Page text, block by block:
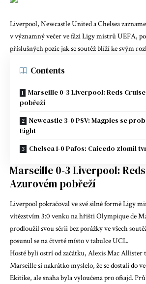
Liverpool, Newcastle United a Chelsea
v významný večer ve fázi Ligy mistrů UEFA,
příslušných pozicjak se soutěž blíží ke svým
Contents
Marseille 0-3 Liverpool: Reds
pobřeží
Newcastle 3-0 PSV: Magpies se
Eight
Chelsea 1-0 Pafos: Caicedo zlomil
Marseille 0-3 Liverpool:
Azurovém pobřeží
Liverpool pokračoval ve své silné formě Ligy
vítězstvím 3:0 venku na hřišti Olympique de
prodloužil svou sérii bez porážky ve všech
posunul se na čtvrté místo v tabulce UCL.
Hosté byli ostrí od začátku, Alexis Mac Allister
Marseille si nakrátko myslelo, že se dostali do
Ekitike, ale snaha byla vyloučena pro ofsajd.